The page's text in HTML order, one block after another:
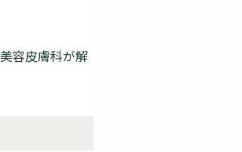
容皮膚科が解